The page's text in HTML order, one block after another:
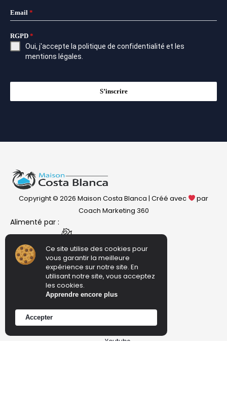
Email *
RGPD *
Oui, j'accepte la politique de confidentialité et les
mentions légales
S’inscrire
Copyright © 2026 Maison Costa Blanca | Créé avec
par
Coach Marketing 360
Alimenté par :
Suivez-nous sur
Facebook
Instagram
Youtube
Ce site utilise des cookies pour
vous garantir la meilleure
expérience sur notre site. En
utilisant notre site, vous acceptez
les cookies.
Apprendre encore plus
Accepter